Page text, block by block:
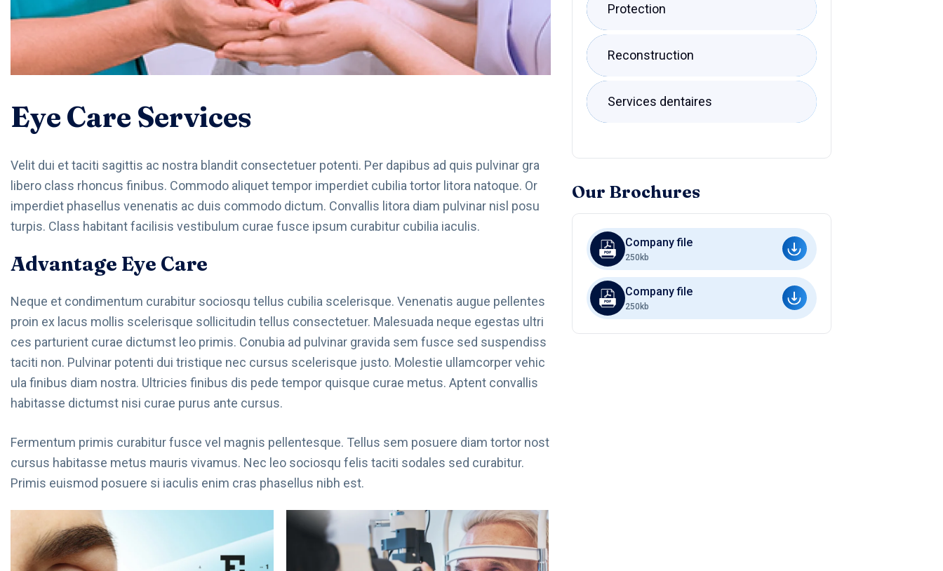
Eye Care Services
Velit dui et taciti sagittis ac nostra blandit consectetuer potenti. Per dapibus ad quis pulvinar gra
libero class rhoncus finibus. Commodo aliquet tempor imperdiet cubilia tortor litora natoque. Or
imperdiet phasellus venenatis ac duis commodo dictum. Convallis litora diam pulvinar nisl posu
turpis. Class habitant facilisis vestibulum curae fusce ipsum curabitur cubilia iaculis.
Advantage Eye Care
Neque et condimentum curabitur sociosqu tellus cubilia scelerisque. Venenatis augue pellentes
proin ex lacus mollis scelerisque sollicitudin tellus consectetuer. Malesuada neque egestas ultri
ces parturient curae dictumst leo primis. Conubia ad pulvinar gravida sem fusce sed suspendiss
taciti non. Pulvinar potenti dui tristique nec cursus scelerisque justo. Molestie ullamcorper vehic
ula finibus diam nostra. Ultricies finibus dis pede tempor quisque curae metus. Aptent convallis
habitasse dictumst nisi curae purus ante cursus.
Fermentum primis curabitur fusce vel magnis pellentesque. Tellus sem posuere diam tortor nost
cursus habitasse metus mauris vivamus. Nec leo sociosqu felis taciti sodales sed curabitur.
Primis euismod posuere si iaculis enim cras phasellus nibh est.
Protection
Reconstruction
Services dentaires
Our Brochures
Company file
250kb
Company file
250kb